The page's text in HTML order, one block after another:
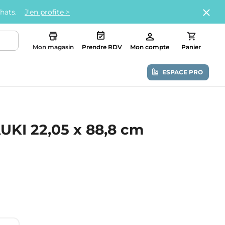
J'en profite >
Mon magasin Prendre RDV Mon compte Panier
ESPACE PRO
22,05 x 88,8 cm